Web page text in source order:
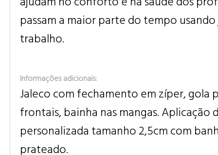
passam a maior parte do tempo
trabalho.
Informações adicionais:
Jaleco com fechamento em zíper, gola
frontais, bainha nas mangas. Aplicação
personalizada tamanho 2,5cm com
prateado.